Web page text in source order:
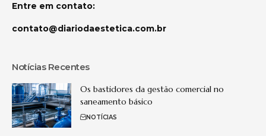
Entre em contato:
contato@diariodaestetica.com.br
Notícias Recentes
Os bastidores da gestão comercial no
saneamento básico
NOTÍCIAS